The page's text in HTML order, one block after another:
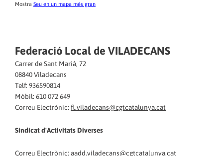
Mostra Seu en un mapa més gran
Federació Local de VILADECANS
Carrer de Sant Marià, 72
08840 Viladecans
Telf: 936590814
Mòbil: 610 072 649
Correu Electrònic: fl.viladecans@cgtcatalunya.cat
Sindicat d'Activitats Diverses
Correu Electrònic: aadd.viladecans@cgtcatalunya.cat